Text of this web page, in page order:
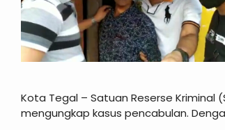
Kota Tegal – Satuan Reserse Kriminal
mengungkap kasus pencabulan.